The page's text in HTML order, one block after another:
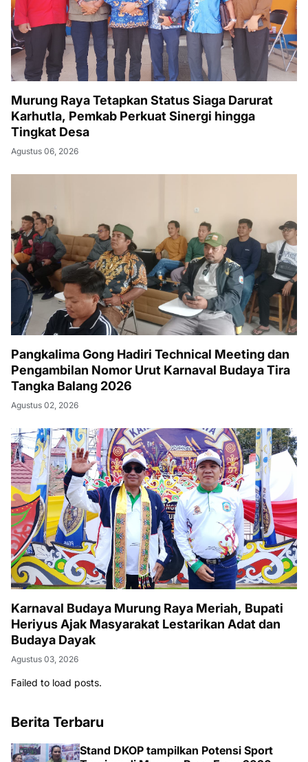
Murung Raya Tetapkan Status Siaga Darurat
Karhutla, Pemkab Perkuat Sinergi hingga
Tingkat Desa
Agustus 06, 2026
Pangkalima Gong Hadiri Technical Meeting dan
Pengambilan Nomor Urut Karnaval Budaya Tira
Tangka Balang 2026
Agustus 02, 2026
Karnaval Budaya Murung Raya Meriah, Bupati
Heriyus Ajak Masyarakat Lestarikan Adat dan
Budaya Dayak
Agustus 03, 2026
Failed to load posts.
Berita Terbaru
Stand DKOP tampilkan Potensi Sport